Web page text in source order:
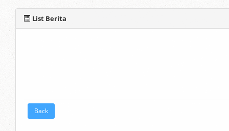
List Berita
Back